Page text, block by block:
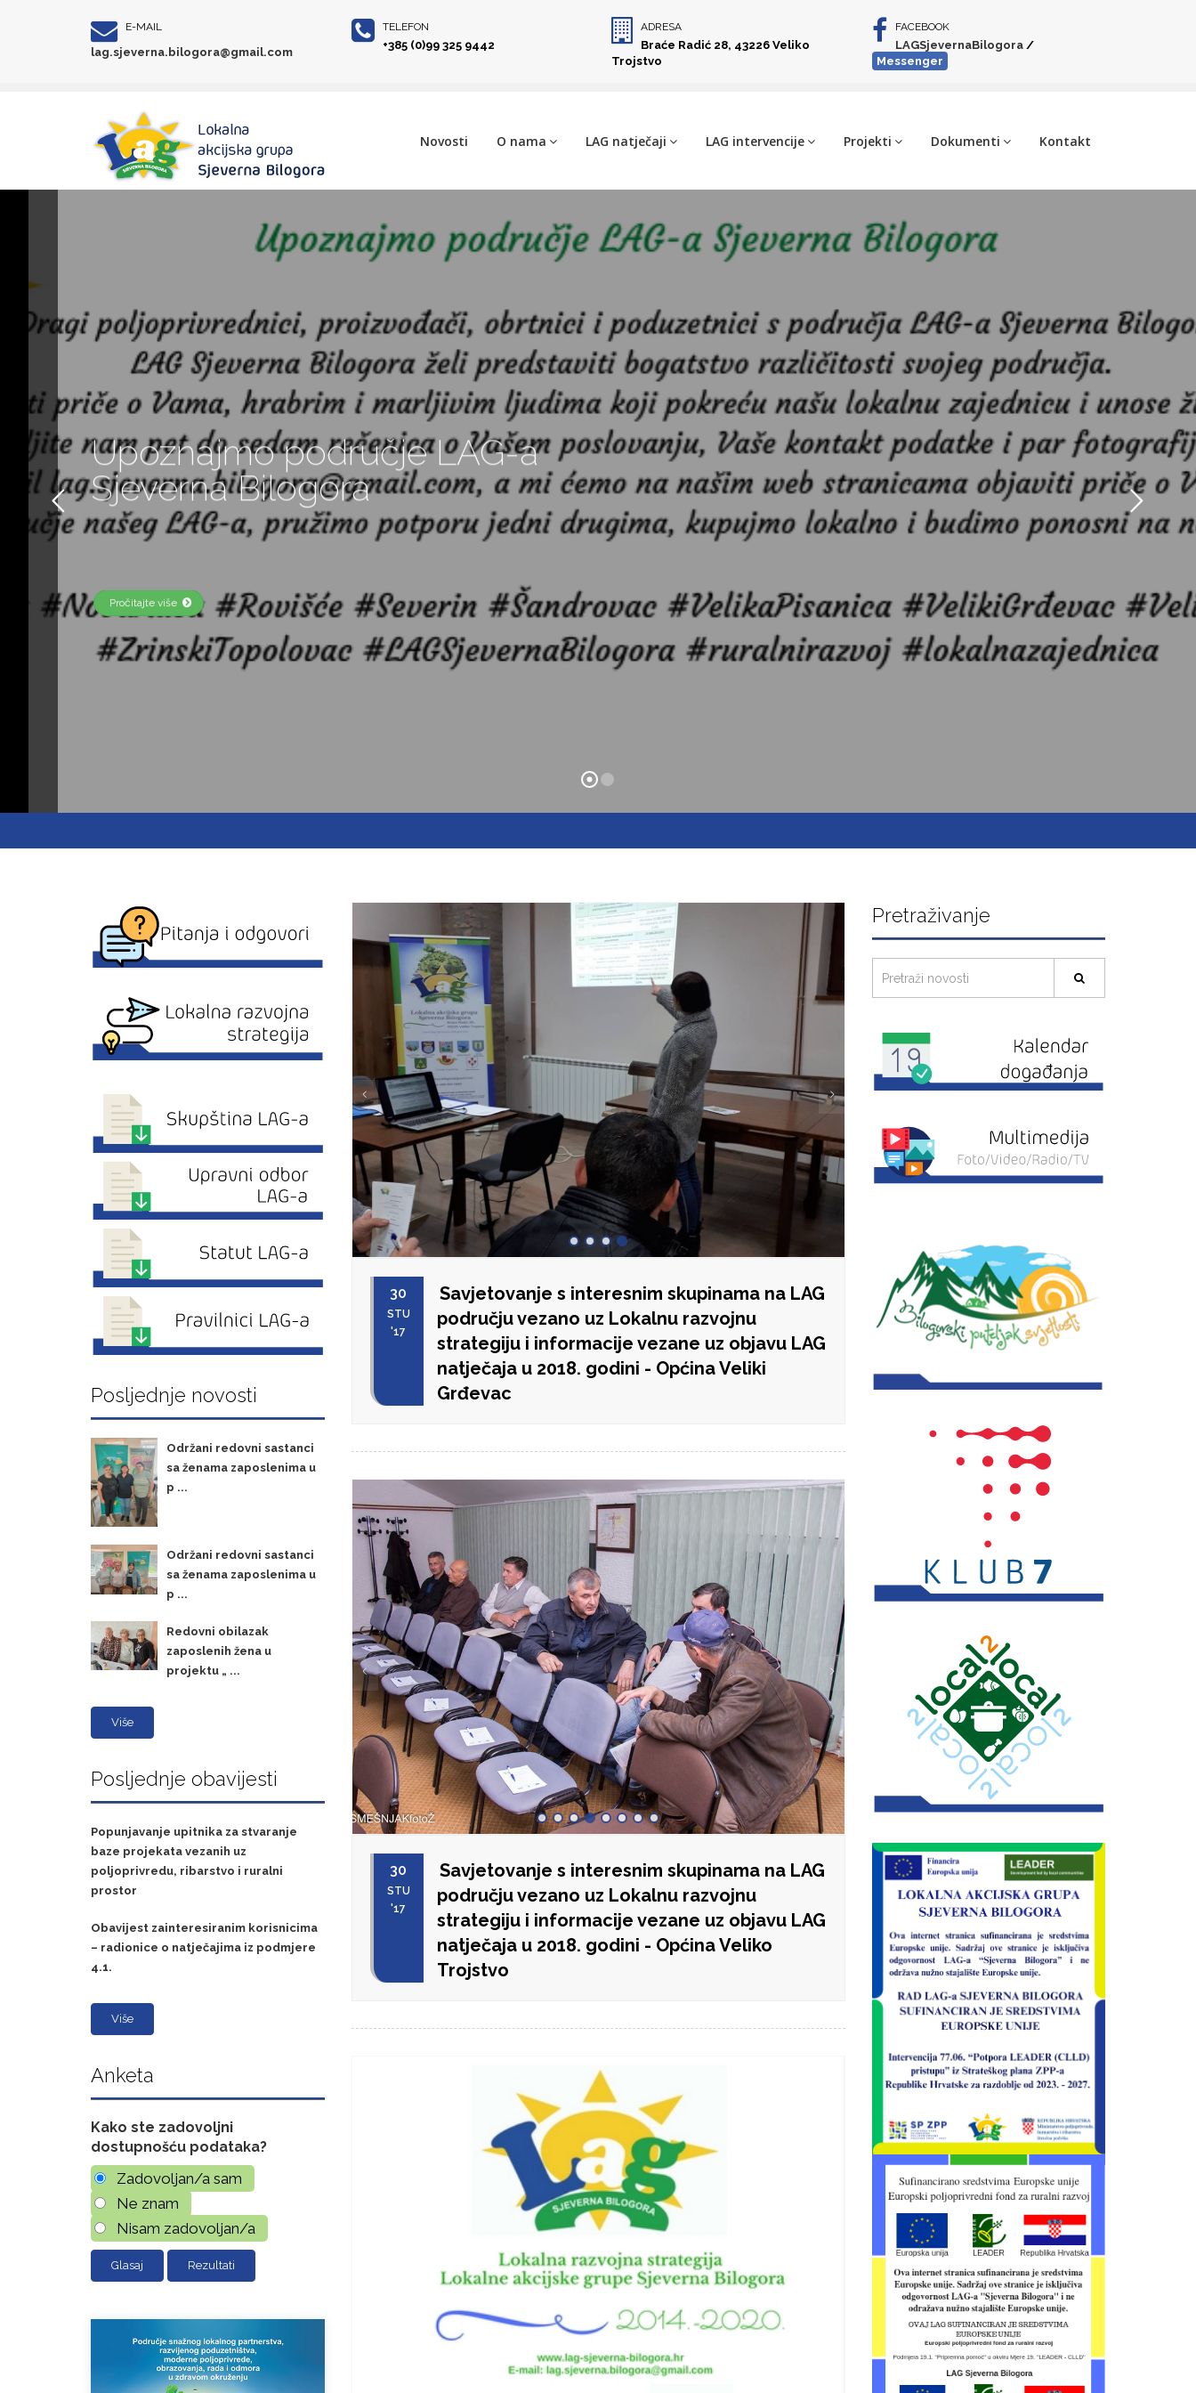
E-MAIL
lag.sjeverna.bilogora@gmail.com
TELEFON
+385 (0)99 325 9442
ADRESA
Braće Radić 28, 43226 Veliko
Trojstvo
FACEBOOK
LAGSjevernaBilogora/
Messenger
Novosti O nama LAG natječaji LAG intervencije Projekti Dokumenti Kontakt
Objava javnog savjetovanja
Strategije LAG-a Sjeverna
Bilogora za razdoblje 2023.-2027.
godine
Pročitajte više
Posljednje novosti
Održani redovni sastanci
sa ženama zaposlenima u
p ...
Održani redovni sastanci
sa ženama zaposlenima u
p ...
Redovni obilazak
zaposlenih žena u
projektu „ ...
Više
Posljednje obavijesti
Popunjavanje upitnika za stvaranje
baze projekata vezanih uz
poljoprivredu, ribarstvo i ruralni
prostor
Obavijest zainteresiranim korisnicima
– radionice o natječajima iz podmjere
4.1.
Više
Anketa
Kako ste zadovoljni
dostupnošću podataka?
Zadovoljan/a sam
Ne znam
Nisam zadovoljan/a
Rezultati
30
STU
'17
Savjetovanje s interesnim skupinama na LAG
području vezano uz Lokalnu razvojnu
strategiju i informacije vezane uz objavu LAG
natječaja u 2018. godini - Općina Veliki
Grđevac
30
STU
'17
Savjetovanje s interesnim skupinama na LAG
području vezano uz Lokalnu razvojnu
strategiju i informacije vezane uz objavu LAG
natječaja u 2018. godini - Općina Veliko
Trojstvo
Pretraživanje